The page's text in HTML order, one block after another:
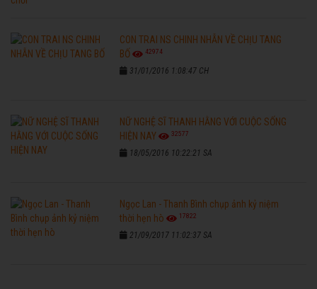
CON TRAI NS CHINH NHẪN VỀ CHỊU TANG
BỐ
42974
31/01/2016 1:08:47 CH
NỮ NGHỆ SĨ THANH HẰNG VỚI CUỘC SỐNG
HIỆN NAY
32577
18/05/2016 10:22:21 SA
Ngọc Lan - Thanh Bình chụp ảnh kỷ niệm
thời hẹn hò
17822
21/09/2017 11:02:37 SA